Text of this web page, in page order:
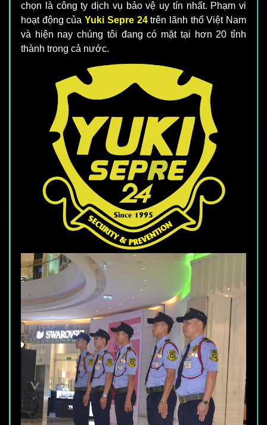
chọn là công ty dịch vụ bảo vệ uy tín nhất. Phạm vi
hoạt động củaYuki Sepre 24trên lãnh thổ Việt Nam
và hiện nay chúng tôi đang có mặt tại hơn 20 tỉnh
thành trong cả nước.